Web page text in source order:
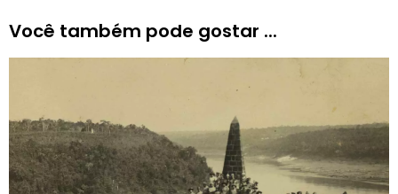
Você também pode gostar ...
O obelisco do Marco das Três Fronteiras completa
123 anos neste dia 20 de julho e segue como um